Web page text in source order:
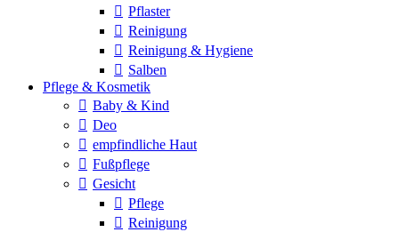
Pflaster
Reinigung
Reinigung & Hygiene
Salben
Pflege & Kosmetik
Baby & Kind
Deo
empfindliche Haut
Fußpflege
Gesicht
Pflege
Reinigung